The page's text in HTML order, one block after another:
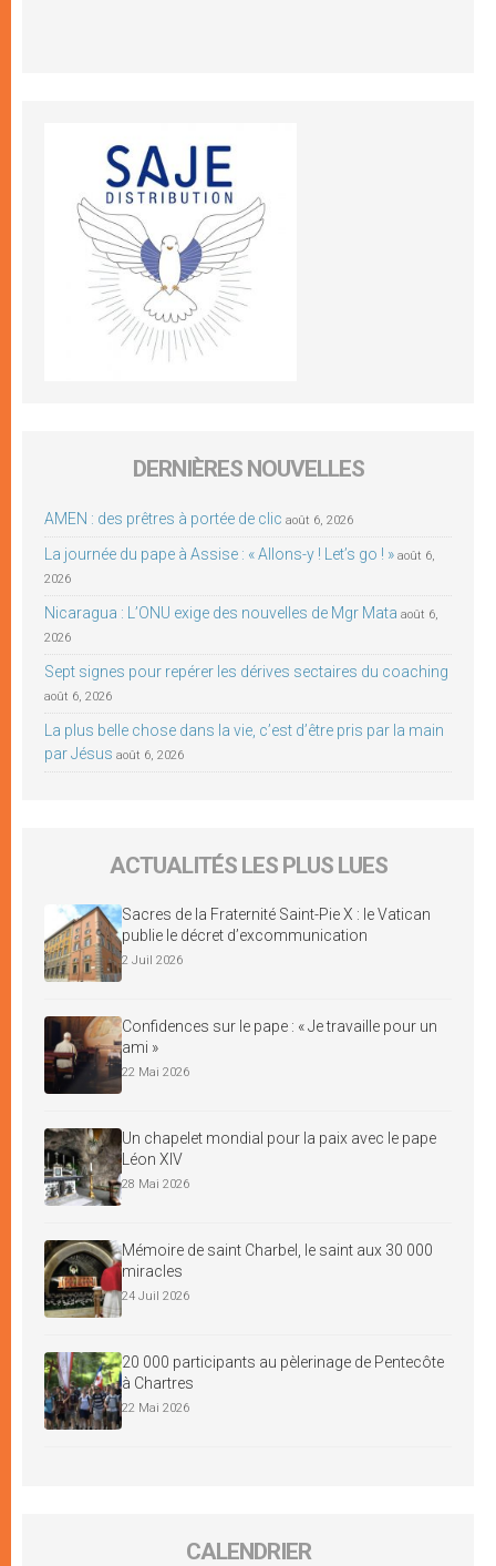
DERNIÈRES NOUVELLES
AMEN : des prêtres à portée de clic août 6, 2026
La journée du pape à Assise : « Allons-y ! Let’s go ! » août 6,
2026
Nicaragua : L’ONU exige des nouvelles de Mgr Mata août 6,
2026
Sept signes pour repérer les dérives sectaires du coaching
août 6, 2026
La plus belle chose dans la vie, c’est d’être pris par la main
par Jésus août 6, 2026
ACTUALITÉS LES PLUS LUES
Sacres de la Fraternité Saint-Pie X : le Vatican
publie le décret d’excommunication
2 Juil 2026
Confidences sur le pape : « Je travaille pour un
ami »
22 Mai 2026
Un chapelet mondial pour la paix avec le pape
Léon XIV
28 Mai 2026
Mémoire de saint Charbel, le saint aux 30 000
miracles
24 Juil 2026
20 000 participants au pèlerinage de Pentecôte
à Chartres
22 Mai 2026
CALENDRIER